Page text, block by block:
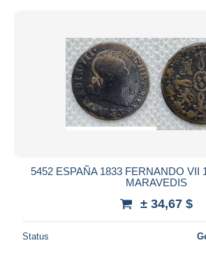
5452 ESPAÑA 1833 FERNANDO VII
MARAVEDIS
± 34,67 $
Status